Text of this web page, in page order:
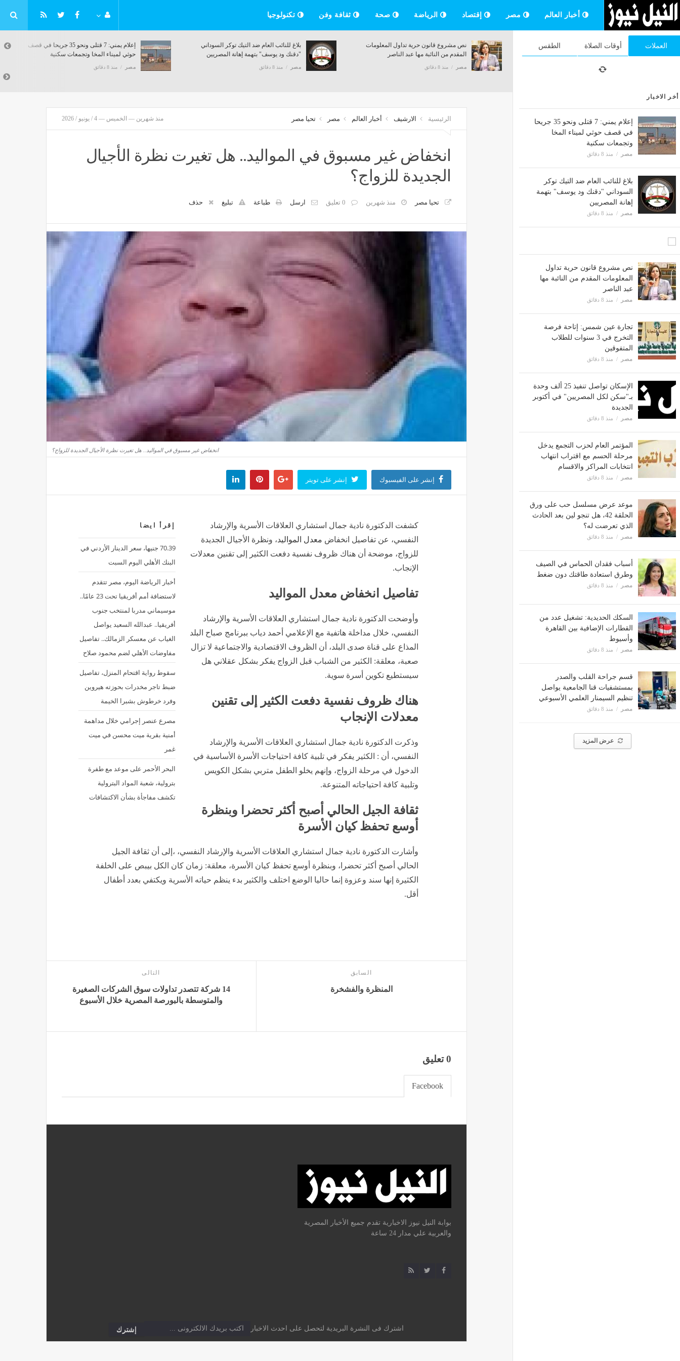
أخبار العالم مصر إقتصاد الرياضة صحة ثقافة وفن تكنولوجيا
العملات أوقات الصلاة الطقس
أخر الاخبار
إعلام يمني: 7 قتلى ونحو 35 جريحا
في قصف حوثي لميناء المخا
وتجمعات سكنية
مصر منذ 8 دقائق
بلاغ للنائب العام ضد التيك توكر
السوداني "دقنك ود يوسف" بتهمة
إهانة المصريين
مصر منذ 8 دقائق
نص مشروع قانون حرية تداول
المعلومات المقدم من النائبة مها
عبد الناصر
مصر منذ 8 دقائق
تجارة عين شمس: إتاحة فرصة
التخرج في 3 سنوات للطلاب
المتفوقين
مصر منذ 8 دقائق
الإسكان تواصل تنفيذ 25 ألف وحدة
بـ"سكن لكل المصريين" في أكتوبر
الجديدة
مصر منذ 8 دقائق
المؤتمر العام لحزب التجمع يدخل
مرحلة الحسم مع اقتراب انتهاب
انتخابات المراكز والاقسام
مصر منذ 8 دقائق
موعد عرض مسلسل حب على ورق
الحلقة 42، هل تنجو لين بعد الحادث
الذي تعرضت له؟
مصر منذ 8 دقائق
أسباب فقدان الحماس في الصيف
وطرق استعادة طاقتك دون ضغط
مصر منذ 8 دقائق
السكك الحديدية: تشغيل عدد من
القطارات الإضافية بين القاهرة
وأسيوط
مصر منذ 8 دقائق
قسم جراحة القلب والصدر
بمستشفيات قنا الجامعية يواصل
تنظيم السيمنار العلمي الأسبوعي
مصر منذ 8 دقائق
عرض المزيد
إعلام يمني: 7 قتلى ونحو 35 جريحا في قصف
حوثي لميناء المخا وتجمعات سكنية
مصر منذ 8 دقائق
بلاغ للنائب العام ضد التيك توكر السوداني
"دقنك ود يوسف" بتهمة إهانة المصريين
مصر منذ 8 دقائق
نص مشروع قانون حرية تداول المعلومات
المقدم من النائبة مها عبد الناصر
مصر منذ 8 دقائق
سنوات للطلاب المتفوقين
منذ 8 دقائق
الرئيسية الارشيف أخبار العالم مصر تحيا مصر منذ شهرين — الخميس — 4 / يونيو / 2026
انخفاض غير مسبوق في المواليد.. هل تغيرت نظرة الأجيال
الجديدة للزواج؟
تحيا مصر منذ شهرين 0 تعليق ارسل طباعة تبليغ حذف
انخفاض غير مسبوق في المواليد.. هل تغيرت نظرة الأجيال الجديدة للزواج؟
إنشر على الفيسبوك إنشر على تويتر
إقرأ ايضا
70.39 جنيها، سعر الدينار الأردني في
البنك الأهلي اليوم السبت
أخبار الرياضة اليوم، مصر تتقدم
لاستضافة أمم أفريقيا تحت 23 عامًا..
موسيماني مدربا لمنتخب جنوب
أفريقيا.. عبدالله السعيد يواصل
الغياب عن معسكر الزمالك.. تفاصيل
مفاوضات الأهلي لضم محمود صلاح
سقوط رواية اقتحام المنزل، تفاصيل
ضبط تاجر مخدرات بحوزته هيروين
وفرد خرطوش بشبرا الخيمة
مصرع عنصر إجرامي خلال مداهمة
أمنية بقرية ميت محسن في ميت
غمر
البحر الأحمر على موعد مع طفرة
بترولية، شعبة المواد البترولية
تكشف مفاجأة بشأن الاكتشافات
كشفت الدكتورة نادية جمال استشاري العلاقات الأسرية والإرشاد
النفسي، عن تفاصيل انخفاض معدل المواليد، ونظرة الأجيال الجديدة
للزواج، موضحة أن هناك ظروف نفسية دفعت الكثير إلى تقنين معدلات
الإنجاب.
تفاصيل انخفاض معدل المواليد
وأوضحت الدكتورة نادية جمال استشاري العلاقات الأسرية والإرشاد
النفسي، خلال مداخلة هاتفية مع الإعلامي أحمد دياب ببرنامج صباح البلد
المذاع على قناة صدى البلد، أن الظروف الاقتصادية والاجتماعية لا تزال
صعبة، معلقة: الكثير من الشباب قبل الزواج يفكر بشكل عقلاني هل
سيستطيع تكوين أسرة سوية.
هناك ظروف نفسية دفعت الكثير إلى تقنين
معدلات الإنجاب
وذكرت الدكتورة نادية جمال استشاري العلاقات الأسرية والإرشاد
النفسي، أن : الكثير يفكر في تلبية كافة احتياجات الأسرة الأساسية في
الدخول في مرحلة الزواج، وإنهم يخلو الطفل متربي بشكل الكويس
وتلبية كافة احتياجاته المتنوعة.
ثقافة الجيل الحالي أصبح أكثر تحضرا وبنظرة
أوسع تحفظ كيان الأسرة
وأشارت الدكتورة نادية جمال استشاري العلاقات الأسرية والإرشاد النفسي، ،إلى أن ثقافة الجيل
الحالي أصبح أكثر تحضرا، وبنظرة أوسع تحفظ كيان الأسرة، معلقة: زمان كان الكل بيبص على الخلفة
الكثيرة إنها سند وعزوة إنما حاليا الوضع اختلف والكثير بدء ينظم حياته الأسرية ويكتفي بعدد أطفال
أقل.
السابق
المنظرة والفشخرة
التالى
14 شركة تتصدر تداولات سوق الشركات الصغيرة
والمتوسطة بالبورصة المصرية خلال الأسبوع
0 تعليق
Facebook
بوابة النيل نيوز الاخبارية تقدم جميع الأخبار المصرية
والعربية علي مدار 24 ساعة
اشترك فى النشرة البريدية لتحصل على احدث الاخبار